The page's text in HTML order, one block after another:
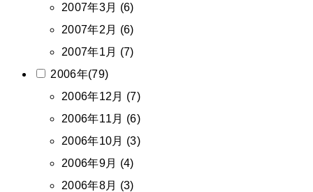
2007年3月 (6)
2007年2月 (6)
2007年1月 (7)
2006年(79)
2006年12月 (7)
2006年11月 (6)
2006年10月 (3)
2006年9月 (4)
2006年8月 (3)